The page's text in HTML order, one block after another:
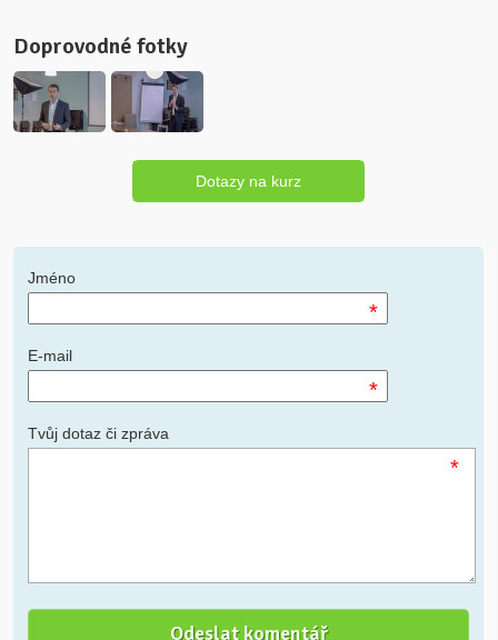
Doprovodné fotky
Dotazy na kurz
Jméno
*
E-mail
*
Tvůj dotaz či zpráva
*